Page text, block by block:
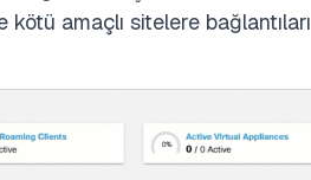
amaçlı sitelere bağlantıları